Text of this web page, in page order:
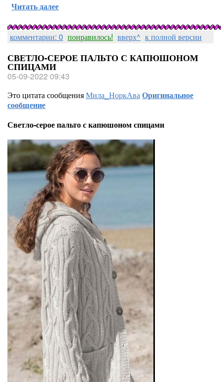
Читать далее
комментарии: 0 понравилось! вверх^ к полной версии
СВЕТЛО-СЕРОЕ ПАЛЬТО С КАПЮШОНОМ
СПИЦАМИ
05-09-2022 09:43
Это цитата сообщенияМила_НоркАваОригинальное
сообщение
Светло-серое пальто с капюшоном спицами